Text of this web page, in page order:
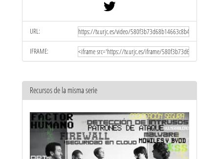
URL:
IFRAME:
Recursos de la misma serie